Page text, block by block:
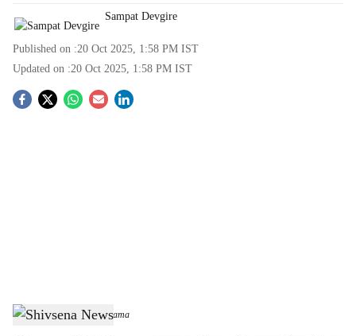
Sampat Devgire
Published on :20 Oct 2025, 1:58 PM IST
Updated on :20 Oct 2025, 1:58 PM IST
S
Shivsena News- Sarkarnama